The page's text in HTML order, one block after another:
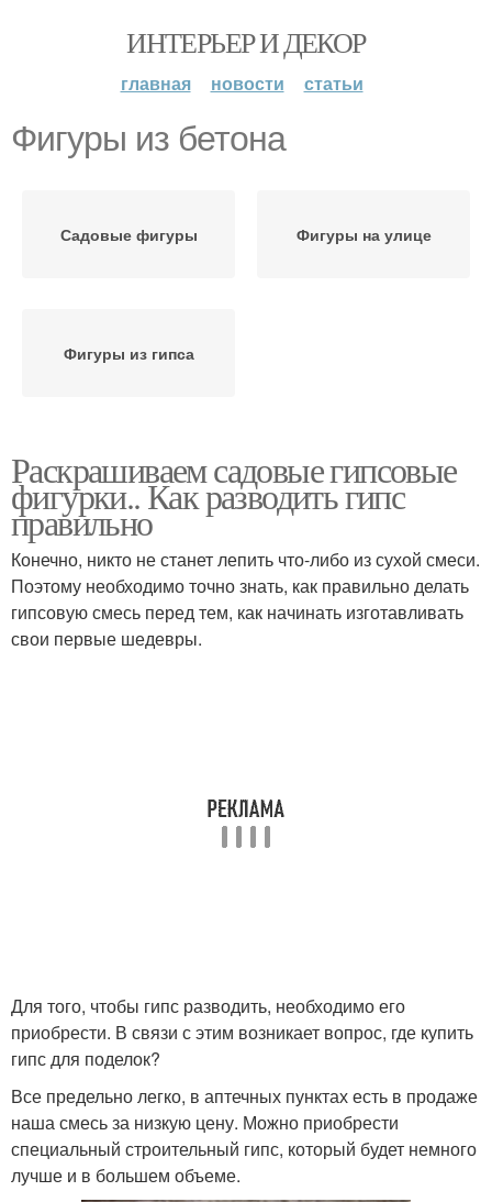
ИНТЕРЬЕР И ДЕКОР
главная новости статьи
Фигуры из бетона
Садовые фигуры Фигуры на улице
Фигуры из гипса
Раскрашиваем садовые гипсовые
фигурки.. Как разводить гипс
правильно
Конечно, никто не станет лепить что-либо из сухой смеси.
Поэтому необходимо точно знать, как правильно делать
гипсовую смесь перед тем, как начинать изготавливать
свои первые шедевры.
Для того, чтобы гипс разводить, необходимо его
приобрести. В связи с этим возникает вопрос, где купить
гипс для поделок?
Все предельно легко, в аптечных пунктах есть в продаже
наша смесь за низкую цену. Можно приобрести
специальный строительный гипс, который будет немного
лучше и в большем объеме.